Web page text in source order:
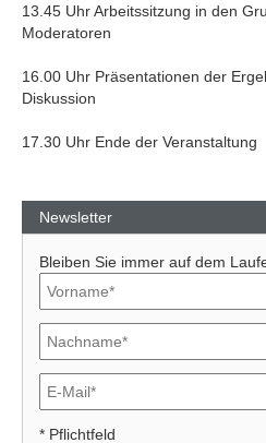
13.45 Uhr Arbeitssitzung in den
Moderatoren
16.00 Uhr Präsentationen der
Diskussion
17.30 Uhr Ende der Veranstaltung
Newsletter
Bleiben Sie immer auf dem
* Pflichtfeld